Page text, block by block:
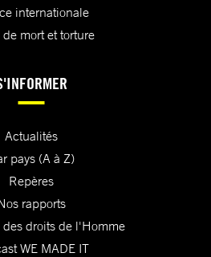
internationale
mort et torture
Actualités
pays (A à Z)
Repères
rapports
droits de l'Homme
WE MADE IT